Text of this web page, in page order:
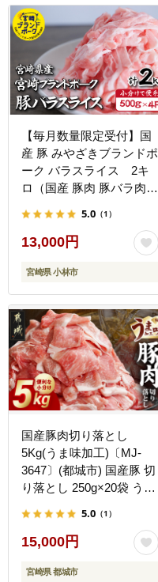
2W
【毎月数量限定受付】国
産 豚 みやざきブランドポ
ーク バラスライス 2キ
ロ（国産 豚肉 豚バラ肉
限定 小分け 宮崎 冷凍）
5.0 （1）
13,000円
宮崎県 小林市
国産豚肉切り落とし
5Kg(うま味加工)〔MJ-
3647〕(都城市) 国産豚 切
り落とし 250g×20袋 うま
味 冷凍 小分け
5.0 （1）
15,000円
宮崎県 都城市